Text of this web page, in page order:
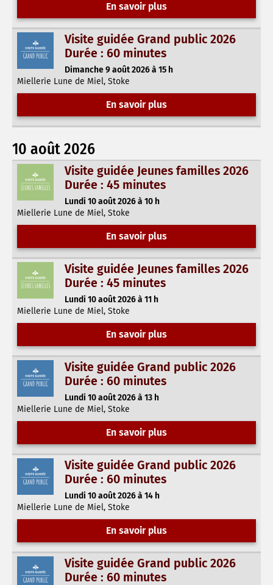
En savoir plus
Visite guidée Grand public 2026
Durée : 60 minutes
Dimanche 9 août 2026 à 15 h
Miellerie Lune de Miel, Stoke
En savoir plus
10 août 2026
Visite guidée Jeunes familles 2026
Durée : 45 minutes
Lundi 10 août 2026 à 10 h
Miellerie Lune de Miel, Stoke
En savoir plus
Visite guidée Jeunes familles 2026
Durée : 45 minutes
Lundi 10 août 2026 à 11 h
Miellerie Lune de Miel, Stoke
En savoir plus
Visite guidée Grand public 2026
Durée : 60 minutes
Lundi 10 août 2026 à 13 h
Miellerie Lune de Miel, Stoke
En savoir plus
Visite guidée Grand public 2026
Durée : 60 minutes
Lundi 10 août 2026 à 14 h
Miellerie Lune de Miel, Stoke
En savoir plus
Visite guidée Grand public 2026
Durée : 60 minutes